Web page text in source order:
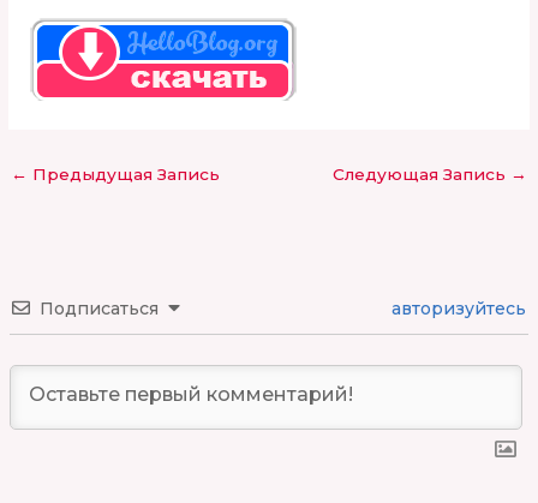
← Предыдущая Запись Следующая Запись →
Подписаться авторизуйтесь